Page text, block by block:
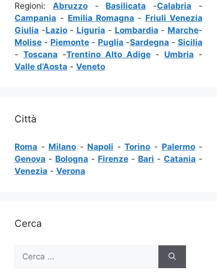
Regioni: Abruzzo- Basilicata -Calabria -
Campania - Emilia Romagna - Friuli Venezia
Giulia -Lazio- Liguria - Lombardia - Marche-
Molise - Piemonte - Puglia -Sardegna - Sicilia
- Toscana -Trentino Alto Adige - Umbria -
Valle d’Aosta - Veneto
Città
Roma - Milano - Napoli -Torino - Palermo-
Genova - Bologna - Firenze - Bari - Catania -
Venezia - Verona
Cerca
per: